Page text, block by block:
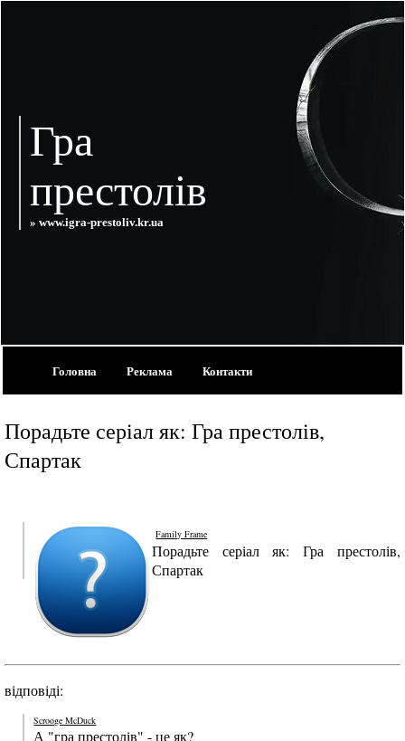
Гра
престолів
» www.igra-prestoliv.kr.ua
Головна Реклама Контакти
Порадьте серіал як: Гра престолів,
Спартак
Family Frame
Порадьте серіал як: Гра престолів,
Спартак
відповіді:
Scrooge McDuck
А "гра престолів" - це як?